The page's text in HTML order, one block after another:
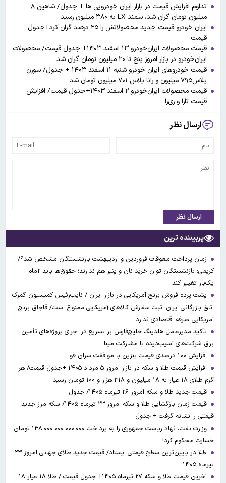
تداوم افزایش قیمت در بازار ایران خودرویی ها + جدول/ شاهین ۸
میلیون تومان گران شد، سمند LX به ۳۸۰ میلیون رسید
ایران خودرو قیمت جدید محصولاتش را ۲۵ درصد گران کرد+جدول
قیمت
قیمت محصولات ایران‌خودرو ۱۳ اسفند ۱۴۰۳+ جدول قیمت/ محصولات
ایران‌خودرو در بازار امروز پنج تا ۲۰ میلیون تومان گران شد
قیمت خودرو‌های ایران خودرو شنبه ۱۱ اسفند ۱۴۰۳ + جدول/ سورن
پلاس۷۹۵ میلیون و رانا پلاس ۷۰۱ میلیون تومان شد
قیمت محصولات ایران‌خودرو ۲ اسفند ۱۴۰۳+جدول قیمت/ افزایش
قیمت تارا و ری‌را
ارسال نظر
ارسال نظر
پربیننده ترین
زمان پرداخت معوقات فروردین و اردیبهشت بازنشستگان مشخص شد؟/
کریمی: بازنشستگان توان خرید نان و پنیر هم ندارند؛ حقوق‌ها باید ۲ماه
یک‌بار تغییر کند
پشت پرده فروش برنج آمریکایی در بازار ایران / نایب‌رئیس کمیسیون گمرک
اتاق بازرگانی ایران؛ ثبت سفارش کالاهای آمریکایی ممنوع است/ قاچاق برنج
آمریکایی صرفه اقتصادی ندارد
تأکید مدیرعامل هلدینگ خلیج‌فارس بر تسریع در اجرای پروژه‌های تأمین
برق شرکت‌های آسیب‌دیده با مشارکت مپنا
افزایش ۱۰۰ درصدی قیمت بنزین با موافقت سران قوا
افزایش قیمت طلا و سکه در بازار امروز ۵ مرداد ۱۴۰۵ +جدول قیمت/ هر
گرم طلای ۱۸ عیار به ۱۸ میلیون و ۳۱۸ هزار و ۱۰۰ تومان رسید
قیمت جدید طلا و سکه امروز ۲۶ تیرماه ۱۴۰۵/ جدول
قیمت زمان بازگشایی طلا و سکه امروز ۲۳ تیرماه ۱۴۰۵/ سکه مرز جدید
قیمتی را نشانه گرفت + جدول
وزارت نفت، نهاد ریاست جمهوری را به پرداخت ۱۳۸.۰۰۰.۰۰۰.۰۰۰.۰۰۰ تومان
خسارت محکوم کرد!
طلا در پایین‌ترین سطح قیمتی ایستاد/ قیمت جدید طلای جهانی امروز ۲۳
تیرماه ۱۴۰۵
آخرین قیمت طلا و سکه ۲۷ تیرماه ۱۴۰۵+ جدول قیمت / طلا ۱۸ عیار ۱۸